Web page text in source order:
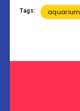
Tags: aquarium